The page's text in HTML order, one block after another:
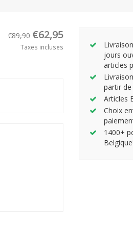
€89,90 €62,95
Taxes incluses
jours
articles
partir de
Articles
Choix
1400+
Belgique!